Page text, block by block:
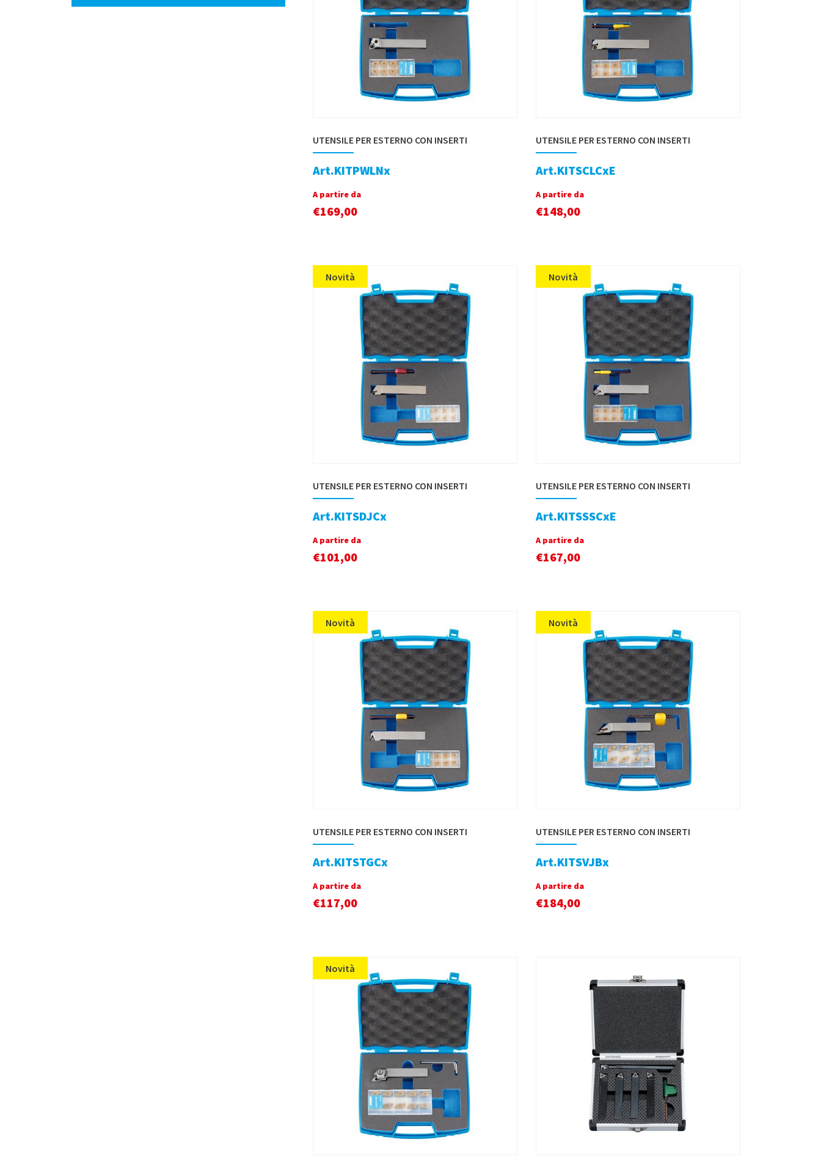
UTENSILE PER ESTERNO CON INSERTI
Art.KITPWLNx
A partire da
€169,00
UTENSILE PER ESTERNO CON INSERTI
Art.KITSCLCxE
A partire da
€148,00
Novità
UTENSILE PER ESTERNO CON INSERTI
Art.KITSDJCx
A partire da
€101,00
Novità
UTENSILE PER ESTERNO CON INSERTI
Art.KITSSSCxE
A partire da
€167,00
Novità
UTENSILE PER ESTERNO CON INSERTI
Art.KITSTGCx
A partire da
€117,00
Novità
UTENSILE PER ESTERNO CON INSERTI
Art.KITSVJBx
A partire da
€184,00
Novità